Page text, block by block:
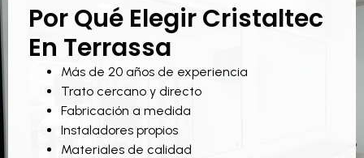
Por Qué Elegir Cristaltec
En Terrassa
Más de 20 años de experiencia
Trato cercano y directo
Fabricación a medida
Instaladores propios
Materiales de calidad